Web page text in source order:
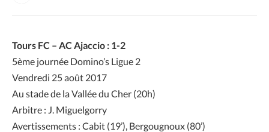
Tours FC – AC Ajaccio : 1-2
5ème journée Domino’s Ligue 2
Vendredi 25 août 2017
Au stade de la Vallée du Cher (20h)
Arbitre : J. Miguelgorry
Avertissements : Cabit (19’), Bergougnoux (80’)